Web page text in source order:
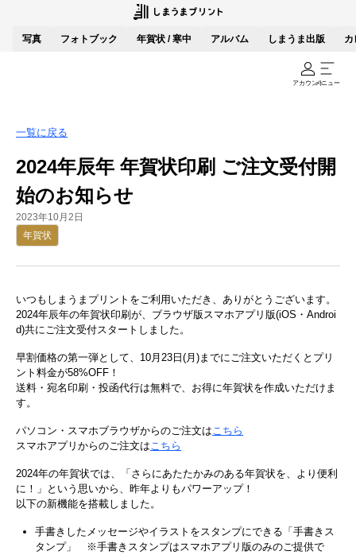
写真 フォトブック 年賀状 / 寒中 アルバム しまうま出版 カ
アカウントメニュー
一覧に戻る
2024年辰年 年賀状印刷 ご注文受付開
始のお知らせ
2023年10月2日
年賀状
いつもしまうまプリントをご利用いただき、ありがとうございます。
2024年辰年の年賀状印刷が、ブラウザ版スマホアプリ版(iOS・Androi
d)共にご注文受付スタートしました。
早割価格の第一弾として、10月23日(月)までにご注文いただくとプリ
ント料金が58%OFF！
送料・宛名印刷・投函代行は無料で、お得に年賀状を作成いただけま
す。
パソコン・スマホブラウザからのご注文はこちら
スマホアプリからのご注文はこちら
2024年の年賀状では、「さらにあたたかみのある年賀状を、より便利
に！」という思いから、昨年よりもパワーアップ！
以下の新機能を搭載しました。
手書きしたメッセージやイラストをスタンプにできる「手書きス
タンプ」 ※手書きスタンプはスマホアプリ版のみのご提供で